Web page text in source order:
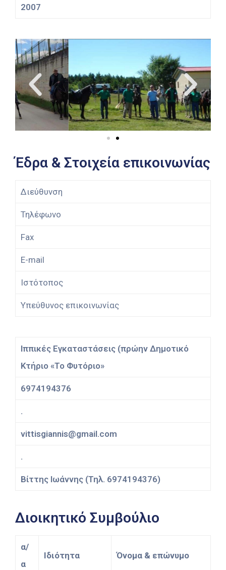
2007
Έδρα & Στοιχεία επικοινωνίας
Διεύθυνση
Τηλέφωνο
Fax
E-mail
Ιστότοπος
Υπεύθυνος επικοινωνίας
Ιππικές Εγκαταστάσεις (πρώην Δημοτικό
Κτήριο «Το Φυτόριο»
6974194376
.
vittisgiannis@gmail.com
.
Βίττης Ιωάννης (Τηλ. 6974194376)
Διοικητικό Συμβούλιο
α/
α
Ιδιότητα Όνομα & επώνυμο